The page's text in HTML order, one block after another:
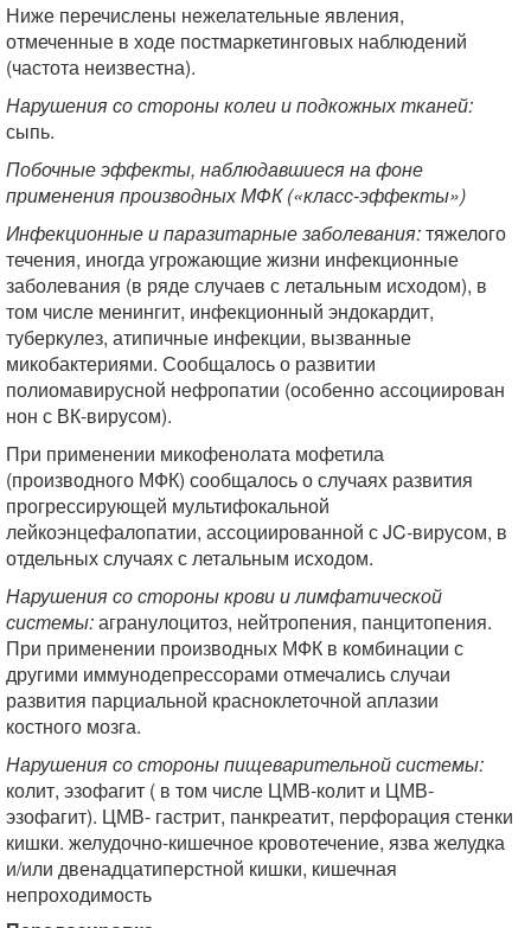
Ниже перечислены нежелательные явления,
отмеченные в ходе постмаркетинговых наблюдений
(частота неизвестна).
Нарушения со стороны колеи и подкожных тканей:
сыпь.
Побочные эффекты, наблюдавшиеся на фоне
применения производных МФК («класс-эффекты»)
Инфекционные и паразитарные заболевания:тяжелого
течения, иногда угрожающие жизни инфекционные
заболевания (в ряде случаев с летальным исходом), в
том числе менингит, инфекционный эндокардит,
туберкулез, атипичные инфекции, вызванные
микобактериями. Сообщалось о развитии
полиомавирусной нефропатии (особенно ассоциирован
нон с ВК-вирусом).
При применении микофенолата мофетила
(производного МФК) сообщалось о случаях развития
прогрессирующей мультифокальной
лейкоэнцефалопатии, ассоциированной с JC-вирусом, в
отдельных случаях с летальным исходом.
Нарушения со стороны крови и лимфатической
системы:агранулоцитоз, нейтропения, панцитопения.
При применении производных МФК в комбинации с
другими иммунодепрессорами отмечались случаи
развития парциальной красноклеточной аплазии
костного мозга.
Нарушения со стороны пищеварительной системы:
колит, эзофагит ( в том числе ЦМВ-колит и ЦМВ-
эзофагит). ЦМВ- гастрит, панкреатит, перфорация стенки
кишки. желудочно-кишечное кровотечение, язва желудка
и/или двенадцатиперстной кишки, кишечная
непроходимость